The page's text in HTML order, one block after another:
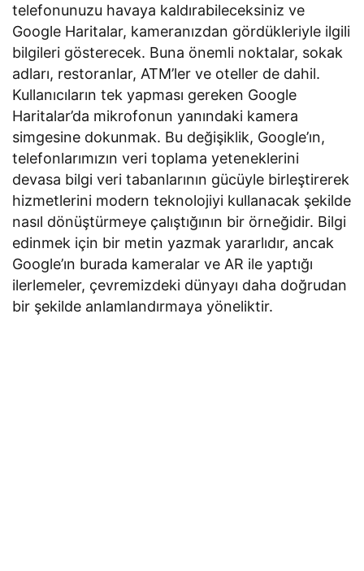
telefonunuzu havaya kaldırabileceksiniz ve
Google Haritalar, kameranızdan gördükleriyle ilgili
bilgileri gösterecek. Buna önemli noktalar, sokak
adları, restoranlar, ATM’ler ve oteller de dahil.
Kullanıcıların tek yapması gereken Google
Haritalar’da mikrofonun yanındaki kamera
simgesine dokunmak. Bu değişiklik, Google’ın,
telefonlarımızın veri toplama yeteneklerini
devasa bilgi veri tabanlarının gücüyle birleştirerek
hizmetlerini modern teknolojiyi kullanacak şekilde
nasıl dönüştürmeye çalıştığının bir örneğidir. Bilgi
edinmek için bir metin yazmak yararlıdır, ancak
Google’ın burada kameralar ve AR ile yaptığı
ilerlemeler, çevremizdeki dünyayı daha doğrudan
bir şekilde anlamlandırmaya yöneliktir.